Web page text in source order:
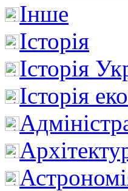
Інше
Історія
Історія
Історія